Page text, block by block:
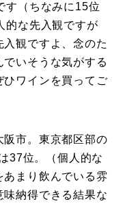
す（ちなみに15位
的な先入観ですが
入観ですよ、念のた
いそうな気がする
ワインを買ってご
阪市。東京都区部の
37位。（個人的な
まり飲んでいる雰
納得できる結果な